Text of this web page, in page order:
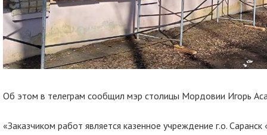
Об этом в телеграм сообщил мэр столицы Мордовии Игорь
«Заказчиком работ является казенное учреждение г.о. Саранск